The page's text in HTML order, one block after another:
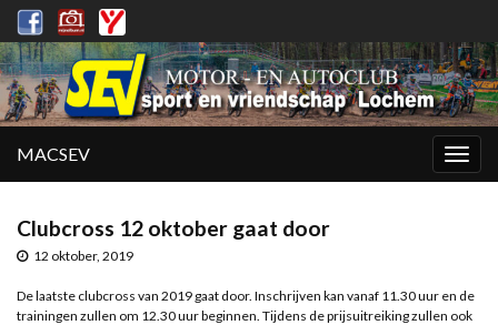
MACSEV
Clubcross 12 oktober gaat door
12 oktober, 2019
De laatste clubcross van 2019 gaat door. Inschrijven kan vanaf 11.30 uur en de
trainingen zullen om 12.30 uur beginnen. Tijdens de prijsuitreiking zullen ook